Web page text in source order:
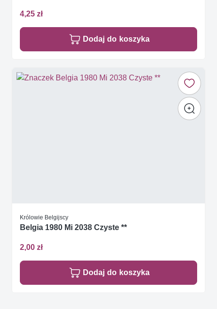
4,25 zł
Dodaj do koszyka
Królowie Belgijscy
Belgia 1980 Mi 2038 Czyste **
2,00 zł
Dodaj do koszyka